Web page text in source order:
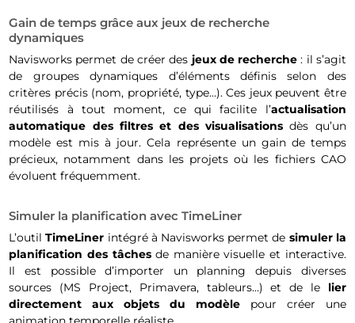
Gain de temps grâce aux jeux de recherche
dynamiques
Navisworks permet de créer des jeux de recherche : il s’agit
de groupes dynamiques d’éléments définis selon des
critères précis (nom, propriété, type…). Ces jeux peuvent être
réutilisés à tout moment, ce qui facilite l’actualisation
automatique des filtres et des visualisations dès qu’un
modèle est mis à jour. Cela représente un gain de temps
précieux, notamment dans les projets où les fichiers CAO
évoluent fréquemment.
Simuler la planification avec TimeLiner
L’outilTimeLiner intégré à Navisworks permet de simuler la
planification des tâchesde manière visuelle et interactive.
Il est possible d’importer un planning depuis diverses
sources (MS Project, Primavera, tableurs…) et de le lier
directement aux objets du modèlepour créer une